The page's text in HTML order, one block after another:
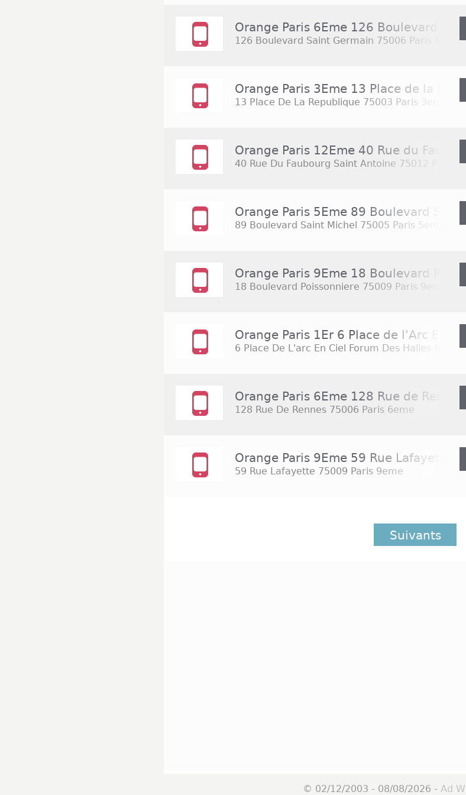
Orange Paris 6Eme 126 Boulevard
126 Boulevard Saint Germain 75006 Paris 6eme
Orange Paris 3Eme 13 Place de la
13 Place De La Republique 75003 Paris 3eme
Orange Paris 12Eme 40 Rue du
40 Rue Du Faubourg Saint Antoine 75012 Paris
Orange Paris 5Eme 89 Boulevard
89 Boulevard Saint Michel 75005 Paris 5eme
Orange Paris 9Eme 18 Boulevard
18 Boulevard Poissonniere 75009 Paris 9eme
Orange Paris 1Er 6 Place de l'Arc En
6 Place De L'arc En Ciel Forum Des Halles
Orange Paris 6Eme 128 Rue de Rennes
128 Rue De Rennes 75006 Paris 6eme
Orange Paris 9Eme 59 Rue Lafayette
59 Rue Lafayette 75009 Paris 9eme
Suivants
© 02/12/2003 - 08/08/2026 - Ad